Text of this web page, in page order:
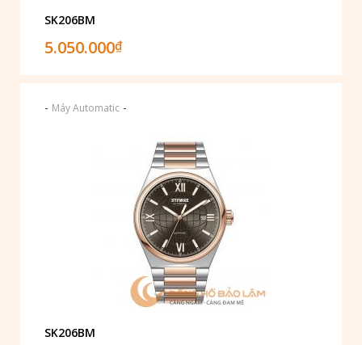
SK206BM
5.050.000₫
- Máy Automatic -
SK206BM